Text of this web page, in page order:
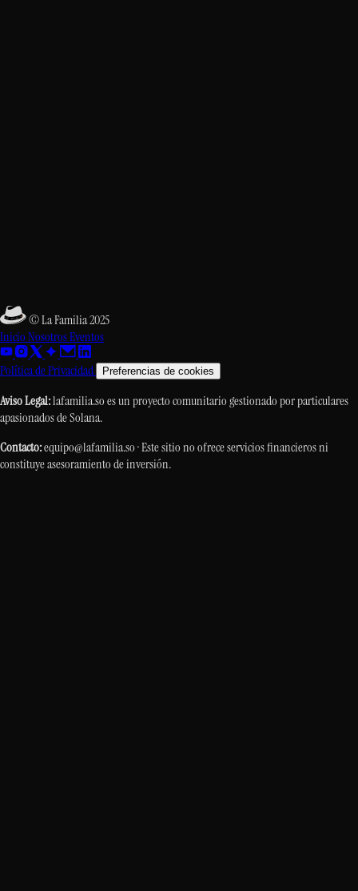
© La Familia 2025
InicioNosotrosEventos
Política de Privacidad
Preferencias de cookies
Aviso Legal:lafamilia.so es un proyecto comunitario gestionado por particulares
apasionados de Solana.
Contacto:equipo@lafamilia.so · Este sitio no ofrece servicios financieros ni
constituye asesoramiento de inversión.